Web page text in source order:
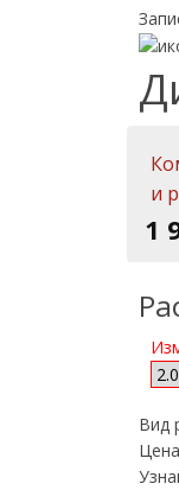
и
1
Вид
Цена